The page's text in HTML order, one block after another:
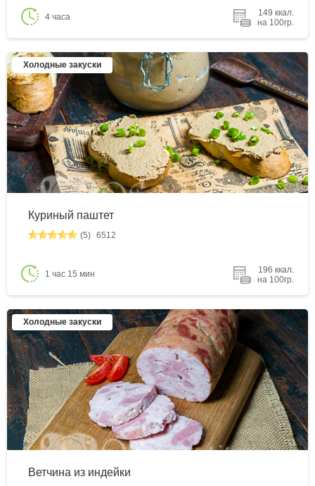
4 часа
149 ккал.
на 100гр.
Холодные закуски
Куриный паштет
(5) 6512
1 час 15 мин
196 ккал.
на 100гр.
Холодные закуски
Ветчина из индейки